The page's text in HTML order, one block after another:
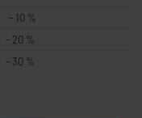
- 10 %
- 20 %
- 30 %